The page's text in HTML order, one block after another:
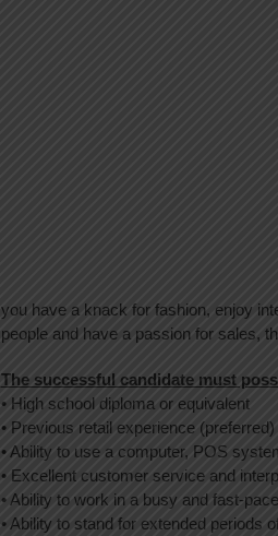
you have a knack for fashion, enjoy
people and have a passion for sales,
The successful candidate must
• High school diploma or equivalent
• Previous retail experience (preferred)
• Ability to use a computer, POS
• Excellent customer service and
• Ability to work in a busy and fast-
• Ability to stand for extended periods